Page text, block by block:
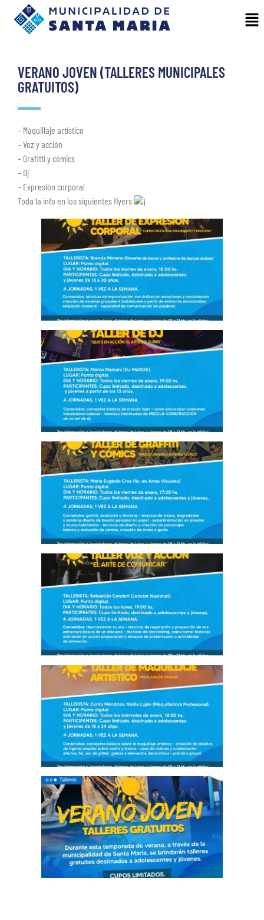
VERANO JOVEN (TALLERES MUNICIPALES
GRATUITOS)
– Maquillaje artístico
– Voz y acción
– Grafitti y cómics
– Dj
– Expresión corporal
Toda la info en los siguientes flyers